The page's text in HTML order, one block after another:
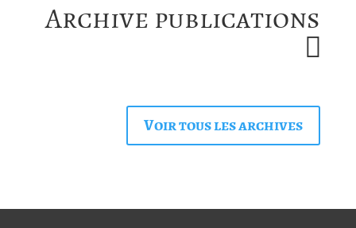
Archive publications
Voir tous les archives